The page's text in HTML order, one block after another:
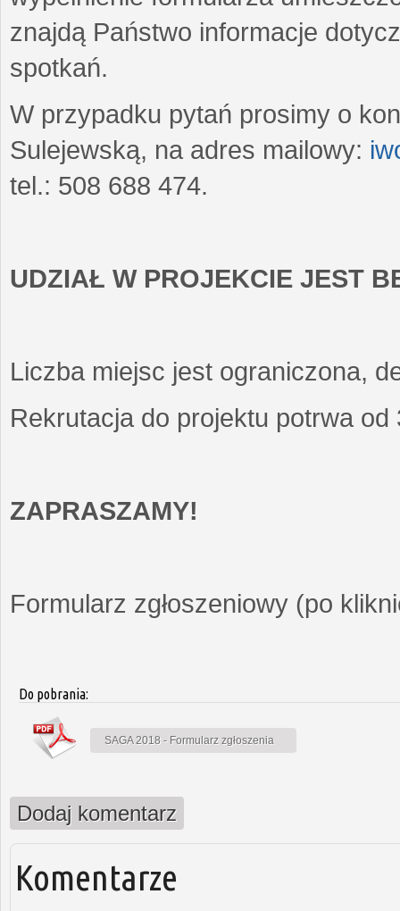
znajdą Państwo informacje
spotkań.
W przypadku pytań prosimy o
Sulejewską, na adres mailowy:
tel.: 508 688 474.
UDZIAŁ W PROJEKCIE JEST
Liczba miejsc jest ograniczona,
Rekrutacja do projektu potrwa
ZAPRASZAMY!
Formularz zgłoszeniowy (po
Do pobrania:
SAGA 2018 - Formularz zgłoszenia
Dodaj komentarz
Komentarze